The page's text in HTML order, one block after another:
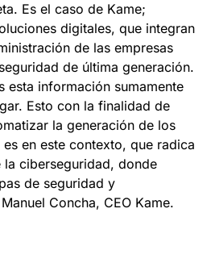
Es el caso de Kame;
digitales, que integran
de las empresas
de última generación.
esta información sumamente
Esto con la finalidad de
la generación de los
en este contexto, que radica
ciberseguridad, donde
de seguridad y
Concha, CEO Kame.